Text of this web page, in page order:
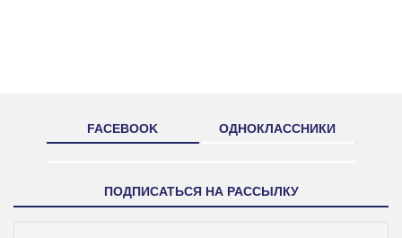
FACEBOOK ОДНОКЛАССНИКИ
ПОДПИСАТЬСЯ НА РАССЫЛКУ